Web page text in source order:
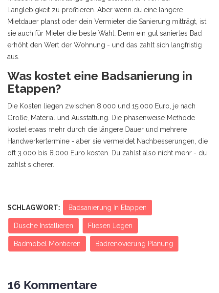
Langlebigkeit zu profitieren. Aber wenn du eine längere
Mietdauer planst oder dein Vermieter die Sanierung mitträgt, ist
sie auch für Mieter die beste Wahl. Denn ein gut saniertes Bad
erhöht den Wert der Wohnung - und das zahlt sich langfristig
aus.
Was kostet eine Badsanierung in
Etappen?
Die Kosten liegen zwischen 8.000 und 15.000 Euro, je nach
Größe, Material und Ausstattung. Die phasenweise Methode
kostet etwas mehr durch die längere Dauer und mehrere
Handwerkertermine - aber sie vermeidet Nachbesserungen, die
oft 3.000 bis 8.000 Euro kosten. Du zahlst also nicht mehr - du
zahlst sicherer.
SCHLAGWORT: Badsanierung In Etappen
Dusche Installieren Fliesen Legen
Badmöbel Montieren Badrenovierung Planung
16 Kommentare